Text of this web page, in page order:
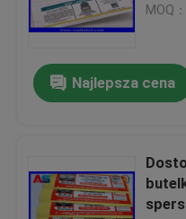
O nas
Wycieczka po fabryce
Skontaktuj się z nami
MOQ
Najlepsza cena